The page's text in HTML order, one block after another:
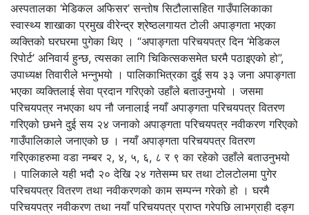
अस्पतालका ‘मेडिकल अफिसर’ सन्तोष सिटौलासहित गाउँपालिकाका
स्वास्थ्य शाखाका प्रमुख वीरेन्द्र श्रेष्ठलगायत टोली अपाङ्गता भएका
व्यक्तिको घरघरमा पुगेका थिए । “अपाङ्गता परिचयपत्र दिन ‘मेडिकल
रिपोर्ट’ अनिवार्य हुन्छ, त्यसका लागि चिकित्सकसमेत घरमै पठाइएको हो”,
उपाध्यक्ष तिवारीले भन्नुभयो । पालिकाभित्रका दुई सय ३३ जना अपाङ्गता
भएका व्यक्तिलाई सेवा प्रदान गरिएको उहाँले बताउनुभयो । जसमा
परिचयपत्र नभएका थप नौ जनालाई नयाँ अपाङ्गता परिचयपत्र वितरण
गरिएको छभने दुई सय २४ जनाको अपाङ्गता परिचयपत्र नवीकरण गरिएको
गाउँपालिकाले जनाएको छ । नयाँ अपाङ्गता परिचयपत्र वितरण
गरिएकाहरुमा वडा नम्बर २, ४, ५, ६, ८ र ९ का रहेको उहाँले बताउनुभयो
। पालिकाले यही भदौ २० देखि २४ गतेसम्म घर तथा टोलटोलमा पुगेर
परिचयपत्र वितरण तथा नवीकरणको काम सम्पन्न गरेको हो । घरमै
परिचयपत्र नवीकरण तथा नयाँ परिचयपत्र प्राप्त गरेपछि लाभग्राही दङ्ग